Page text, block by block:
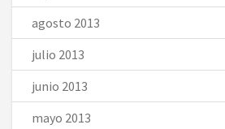
agosto 2013
julio 2013
junio 2013
mayo 2013